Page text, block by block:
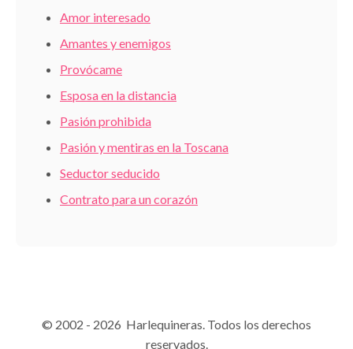
Amor interesado
Amantes y enemigos
Provócame
Esposa en la distancia
Pasión prohibida
Pasión y mentiras en la Toscana
Seductor seducido
Contrato para un corazón
© 2002 - 2026 Harlequineras. Todos los derechos
reservados.